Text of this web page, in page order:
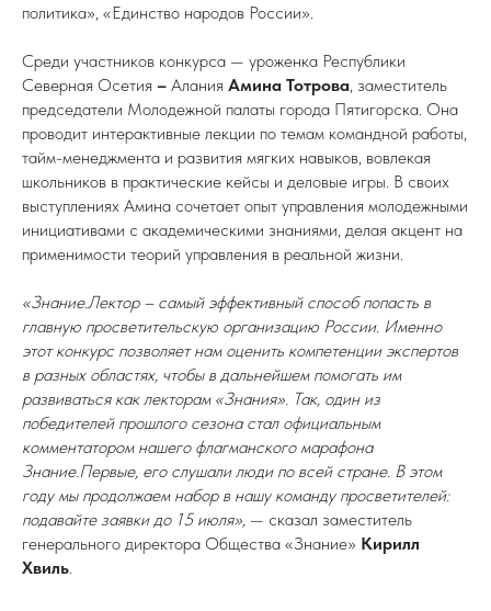
политика», «Единство народов России».
Среди участников конкурса — уроженка Республики
Северная Осетия – Алания Амина Тотрова, заместитель
председатели Молодежной палаты города Пятигорска. Она
проводит интерактивные лекции по темам командной работы,
тайм-менеджмента и развития мягких навыков, вовлекая
школьников в практические кейсы и деловые игры. В своих
выступлениях Амина сочетает опыт управления молодежными
инициативами с академическими знаниями, делая акцент на
применимости теорий управления в реальной жизни.
«Знание.Лектор – самый эффективный способ попасть в
главную просветительскую организацию России. Именно
этот конкурс позволяет нам оценить компетенции экспертов
в разных областях, чтобы в дальнейшем помогать им
развиваться как лекторам «Знания». Так, один из
победителей прошлого сезона стал официальным
комментатором нашего флагманского марафона
Знание.Первые, его слушали люди по всей стране. В этом
году мы продолжаем набор в нашу команду просветителей:
подавайте заявки до 15 июля», — сказал заместитель
генерального директора Общества «Знание» Кирилл
Хвиль.